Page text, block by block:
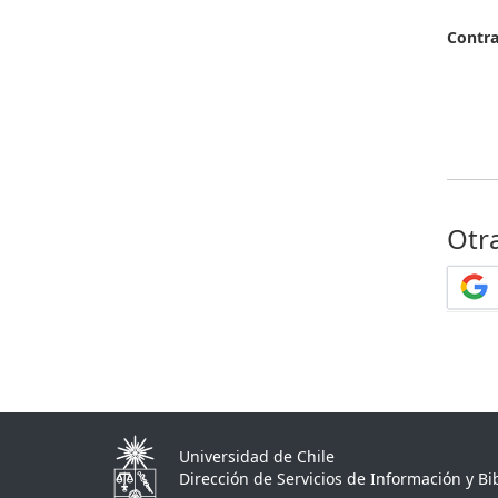
Universidad de Chile
Dirección de Servicios de Información y